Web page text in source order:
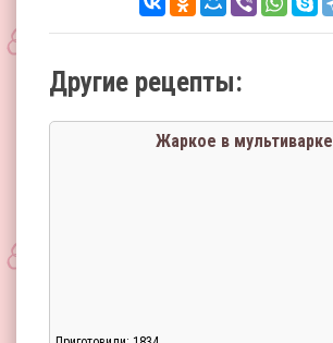
Другие рецепты:
Жаркое в мультиварке